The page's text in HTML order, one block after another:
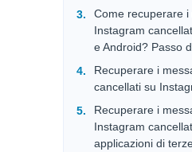
Come recuperare i
Instagram
e Android? Passo
Recuperare i
cancellati su
Recuperare i
Instagram
applicazioni di